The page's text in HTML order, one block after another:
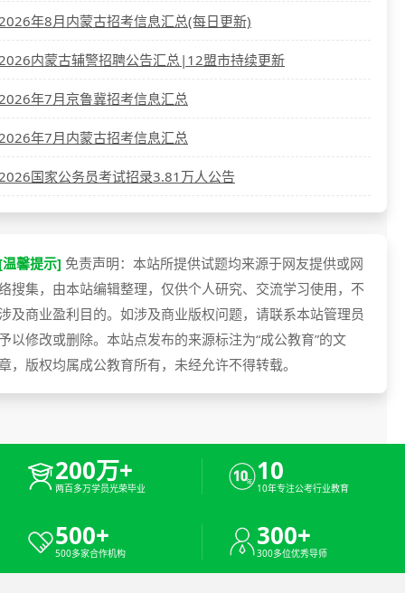
年8月内蒙古招考信息汇总(每日更新)
内蒙古辅警招聘公告汇总|12盟市持续更新
年7月京鲁冀招考信息汇总
年7月内蒙古招考信息汇总
国家公务员考试招录3.81万人公告
馨提示] 免责声明：本站所提供试题均来源于网友提供或网
搜集，由本站编辑整理，仅供个人研究、交流学习使用，不
及商业盈利目的。如涉及商业版权问题，请联系本站管理员
以修改或删除。本站点发布的来源标注为“成公教育”的文
，版权均属成公教育所有，未经允许不得转载。
200万+
两百多万学员光荣毕业
10
10年专注公考行业教育
500+
500多家合作机构
300+
300多位优秀导师